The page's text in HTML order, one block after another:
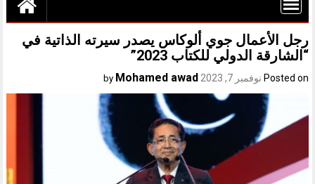
رجل الأعمال جوي ألوكاس يصدر سيرته الذاتية في
“الشارقة الدولي للكتاب 2023”
Posted on نوفمبر 7, 2023 Mohamed awad